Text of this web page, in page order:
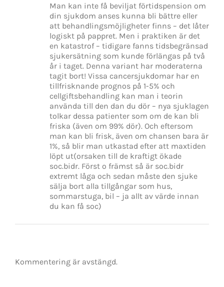
Man kan inte få beviljat förtidspension om
din sjukdom anses kunna bli bättre eller
att behandlingsmöjligheter finns – det låter
logiskt på pappret. Men i praktiken är det
en katastrof – tidigare fanns tidsbegränsad
sjukersätning som kunde förlängas på två
år i taget. Denna variant har moderaterna
tagit bort! Vissa cancersjukdomar har en
tillfrisknande prognos på 1-5% och
cellgiftsbehandling kan man i teorin
använda till den dan du dör – nya sjuklagen
tolkar dessa patienter som om de kan bli
friska (även om 99% dör). Och eftersom
man kan bli frisk, även om chansen bara är
1%, så blir man utkastad efter att maxtiden
löpt ut(orsaken till de kraftigt ökade
soc.bidr. Först o främst så är soc.bidr
extremt låga och sedan måste den sjuke
sälja bort alla tillgångar som hus,
sommarstuga, bil – ja allt av värde innan
du kan få soc)
Kommentering är avstängd.